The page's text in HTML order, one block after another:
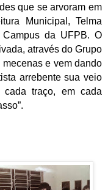
que se arvoram em
Municipal, Telma
da UFPB. O
através do Grupo
e vem dando
arrebente sua veio
cada traço, em cada